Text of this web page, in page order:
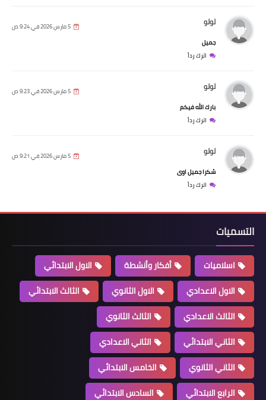
لولو 5 مارس 2026 في 9:24 ص
جميل
اترك رداً
لولو 5 مارس 2026 في 9:23 ص
بارك الله فيكم
اترك رداً
لولو 5 مارس 2026 في 9:21 ص
شكرا جميل اوى
اترك رداً
التسميات
اسلاميات أفكار وأنشطة
الاول الابتدائي
الاول الاعدادي
الاول الثانوي
الثالث الابتدائي
الثالث الاعدادي
الثالث الثانوي
الثاني الابتدائي
الثاني الاعدادي
الثاني الثانوي
الخامس الابتدائي
الرابع الابتدائي
السادس الابتدائي